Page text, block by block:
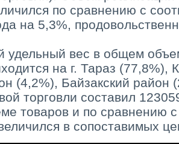
по сравнению с
на 5,3%,
удельный вес в общем
на г. Тараз (77,8%),
(4,2%), Байзакский район
торговли составил
товаров и по сравнению
в сопоставимых